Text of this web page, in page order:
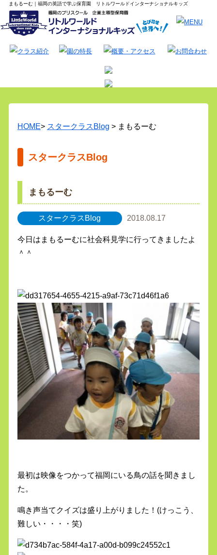
まもるーむ｜福岡の英語で学ぶ保育園 リトルワールドインターナショナルキッズ
HOME> スタークラスBlog > まもるーむ
スタークラスBlog
まもるーむ
スタークラスBlog 2018.08.17
今日はまもるーむに社会科見学に行ってきましたよ
＾＾
最初は映像をつかって福岡にいる鳥の話を聞きまし
た。
鳴き声当てクイズは盛り上がりました！(けっこう、
難しい・・・・笑)